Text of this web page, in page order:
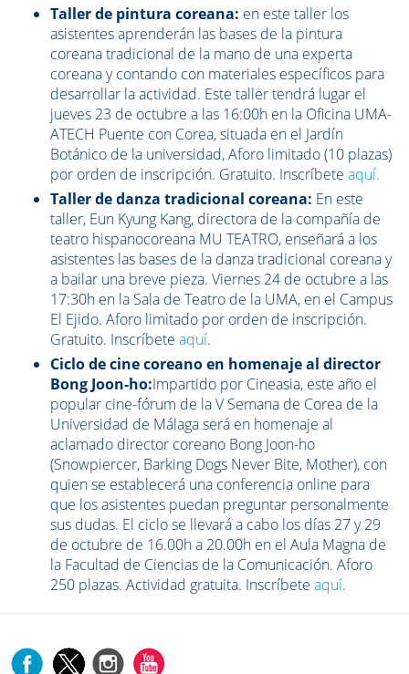
Taller de pintura coreana: en este taller los
asistentes aprenderán las bases de la pintura
coreana tradicional de la mano de una experta
coreana y contando con materiales específicos para
desarrollar la actividad. Este taller tendrá lugar el
jueves 23 de octubre a las 16:00h en la Oficina UMA-
ATECH Puente con Corea, situada en el Jardín
Botánico de la universidad, Aforo limitado (10 plazas)
por orden de inscripción. Gratuito. Inscríbete aquí.
Taller de danza tradicional coreana: En este
taller, Eun Kyung Kang, directora de la compañía de
teatro hispanocoreana MU TEATRO, enseñará a los
asistentes las bases de la danza tradicional coreana y
a bailar una breve pieza. Viernes 24 de octubre a las
17:30h en la Sala de Teatro de la UMA, en el Campus
El Ejido. Aforo limitado por orden de inscripción.
Gratuito. Inscríbete aquí.
Ciclo de cine coreano en homenaje al director
Bong Joon-ho:Impartido por Cineasia, este año el
popular cine-fórum de la V Semana de Corea de la
Universidad de Málaga será en homenaje al
aclamado director coreano Bong Joon-ho
(Snowpiercer, Barking Dogs Never Bite, Mother), con
quien se establecerá una conferencia online para
que los asistentes puedan preguntar personalmente
sus dudas. El ciclo se llevará a cabo los días 27 y 29
de octubre de 16.00h a 20.00h en el Aula Magna de
la Facultad de Ciencias de la Comunicación. Aforo
250 plazas. Actividad gratuita. Inscríbete aquí.